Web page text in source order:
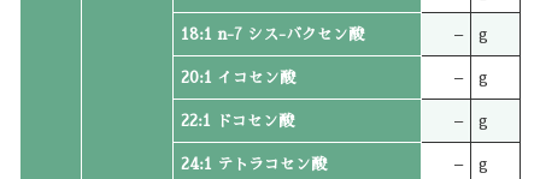
18:1 n-7 シス-バクセン酸 – g
20:1 イコセン酸 – g
22:1 ドコセン酸 – g
24:1 テトラコセン酸 – g